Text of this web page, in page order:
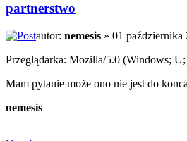
partnerstwo
autor: nemesis » 01 października
Przeglądarka: Mozilla/5.0 (Windows;
Mam pytanie może ono nie jest do
nemesis